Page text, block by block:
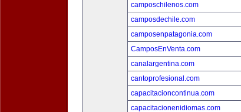
camposchilenos.com
camposdechile.com
camposenpatagonia.com
CamposEnVenta.com
canalargentina.com
cantoprofesional.com
capacitacioncontinua.com
capacitacionenidiomas.com